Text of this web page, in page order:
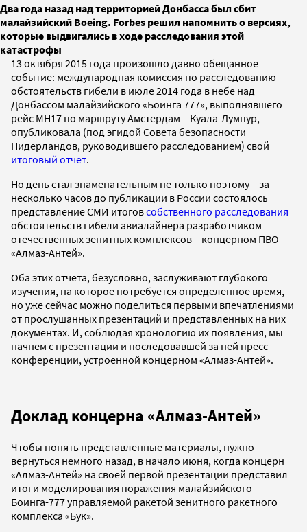
Два года назад над территорией Донбасса был сбит
малайзийский Boeing. Forbes решил напомнить о версиях,
которые выдвигались в ходе расследования этой
катастрофы
13 октября 2015 года произошло давно обещанное
событие: международная комиссия по расследованию
обстоятельств гибели в июле 2014 года в небе над
Донбассом малайзийского «Боинга 777», выполнявшего
рейс МН17 по маршруту Амстердам – Куала-Лумпур,
опубликовала (под эгидой Совета безопасности
Нидерландов, руководившего расследованием) свой
итоговый отчет.
Но день стал знаменательным не только поэтому – за
несколько часов до публикации в России состоялось
представление СМИ итоговсобственного расследования
обстоятельств гибели авиалайнера разработчиком
отечественных зенитных комплексов – концерном ПВО
«Алмаз-Антей».
Оба этих отчета, безусловно, заслуживают глубокого
изучения, на которое потребуется определенное время,
но уже сейчас можно поделиться первыми впечатлениями
от прослушанных презентаций и представленных на них
документах. И, соблюдая хронологию их появления, мы
начнем с презентации и последовавшей за ней пресс-
конференции, устроенной концерном «Алмаз-Антей».
Доклад концерна «Алмаз-Антей»
Чтобы понять представленные материалы, нужно
вернуться немного назад, в начало июня, когда концерн
«Алмаз-Антей» на своей первой презентации представил
итоги моделирования поражения малайзийского
Боинга-777 управляемой ракетой зенитного ракетного
комплекса «Бук».